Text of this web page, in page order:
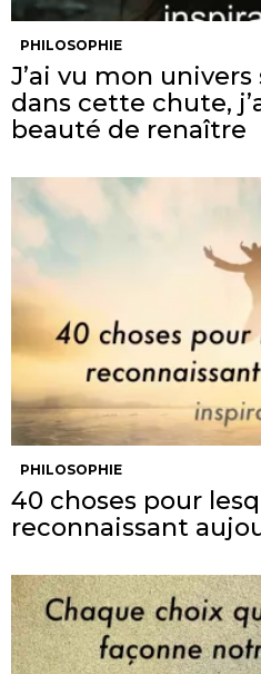
PHILOSOPHIE
J’ai vu mon univers
dans cette chute,
beauté de renaître
PHILOSOPHIE
40 choses pour
reconnaissant